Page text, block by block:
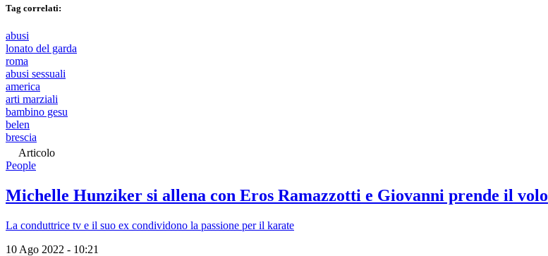
Tag correlati:
abusi
lonato del garda
roma
abusi sessuali
america
arti marziali
bambino gesu
belen
brescia
Articolo
People
Michelle Hunziker si allena con Eros Ramazzotti e Giovanni prende il volo
La conduttrice tv e il suo ex condividono la passione per il karate
10 Ago 2022 - 10:21